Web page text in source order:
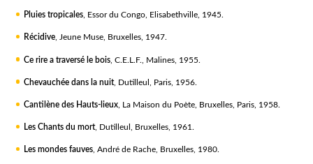
Pluies tropicales, Essor du Congo, Elisabethville, 1945.
Récidive, Jeune Muse, Bruxelles, 1947.
Ce rire a traversé le bois, C.E.L.F., Malines, 1955.
Chevauchée dans la nuit, Dutilleul, Paris, 1956.
Cantilène des Hauts-lieux, La Maison du Poète, Bruxelles, Paris, 1958.
Les Chants du mort, Dutilleul, Bruxelles, 1961.
Les mondes fauves, André de Rache, Bruxelles, 1980.